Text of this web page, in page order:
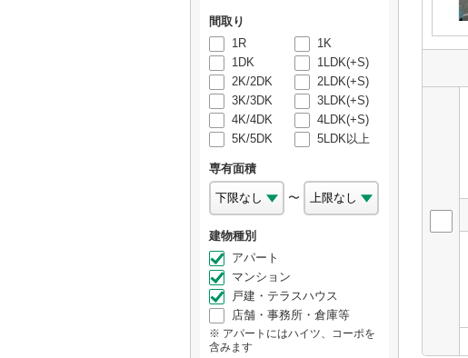
間取り
1R
1K
1DK
1LDK(+S)
2K/2DK
2LDK(+S)
3K/3DK
3LDK(+S)
4K/4DK
4LDK(+S)
5K/5DK
5LDK以上
専有面積
〜
建物種別
アパート
マンション
戸建・テラスハウス
店舗・事務所・倉庫等
アパートにはハイツ、コーポを
含みます